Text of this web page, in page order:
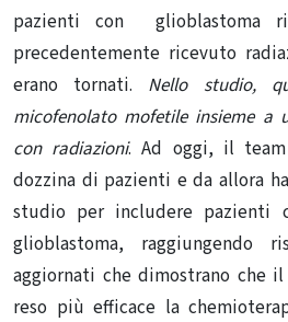
pazienti con glioblastoma
precedentemente ricevuto
erano tornati. Nello studio,
micofenolato mofetile insieme a
con radiazioni. Ad oggi, il
dozzina di pazienti e da allora
studio per includere pazienti
glioblastoma, raggiungendo
aggiornati che dimostrano che
reso più efficace la